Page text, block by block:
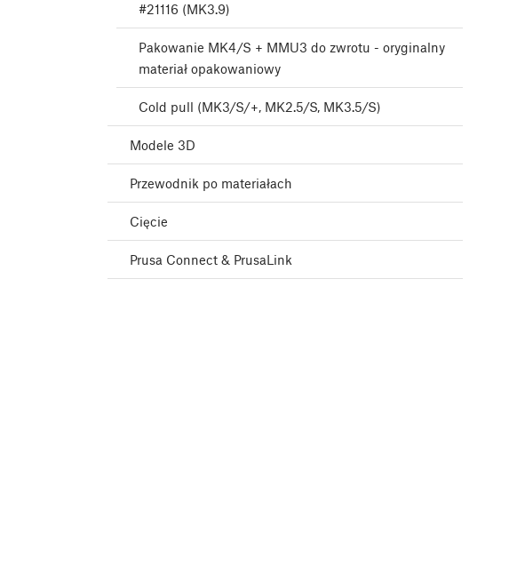
#21116 (MK3.9)
Pakowanie MK4/S + MMU3 do zwrotu - oryginalny
materiał opakowaniowy
Cold pull (MK3/S/+, MK2.5/S, MK3.5/S)
Modele 3D
Przewodnik po materiałach
Cięcie
Prusa Connect & PrusaLink